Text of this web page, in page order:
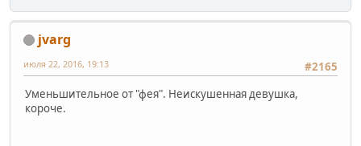
jvarg
#2165
июля 22, 2016, 19:13
Уменьшительное от "фея". Неискушенная девушка,
короче.